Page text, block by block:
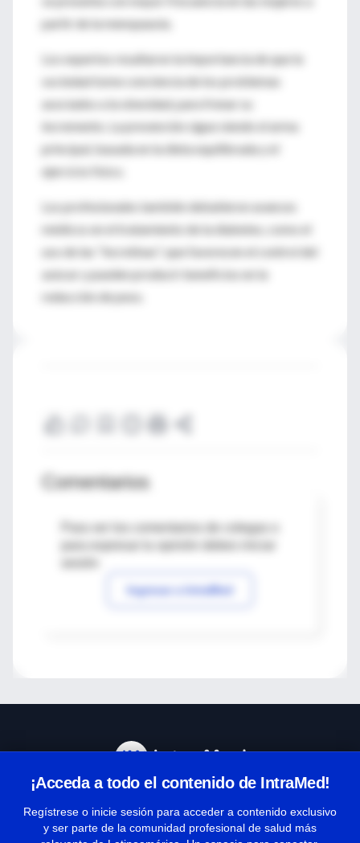
partir de la menopausia.
Los expertos resaltaron la importancia de que la
sociedad tome conciencia de los problemas
asociados a la obesidad, para frenar su
incremento. La prevención sigue siendo el arma
principal, basada en la dieta equilibrada y el
ejercicio físico.
Los profesionales también debatieron avances
médicos en el tratamiento de la diabetes, como el
uso de las "incretinas", que favorecen el control del
azúcar y pueden producir beneficios en la
reducción de peso.
Comentarios
Para ver los comentarios de colegas o
Ingresar a IntraMed
¡Acceda a todo el contenido de IntraMed!
Regístrese o inicie sesión para acceder a contenido exclusivo
y ser parte de la comunidad profesional de salud más